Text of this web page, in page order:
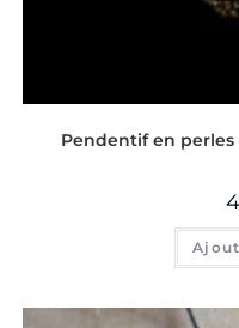
Pendentif en perles